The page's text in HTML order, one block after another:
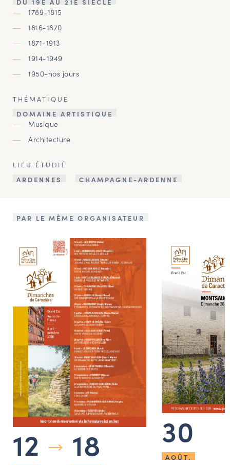
1789-1815
1816-1870
1871-1913
1914-1949
1950-nos jours
THÉMATIQUE
DOMAINE ARTISTIQUE
Musique
Architecture
LIEU ÉTUDIÉ
ARDENNES
CHAMPAGNE-ARDENNE
PAR LE MÊME ORGANISATEUR
12 18 30
AOÛT.